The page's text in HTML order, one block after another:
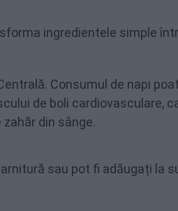
ingredientele simple
Consumul de napi
de boli cardiovasculare,
din sânge.
sau pot fi adăugați la